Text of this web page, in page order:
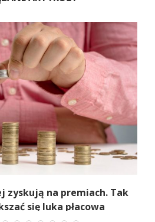
zyskują na premiach. Tak
się luka płacowa